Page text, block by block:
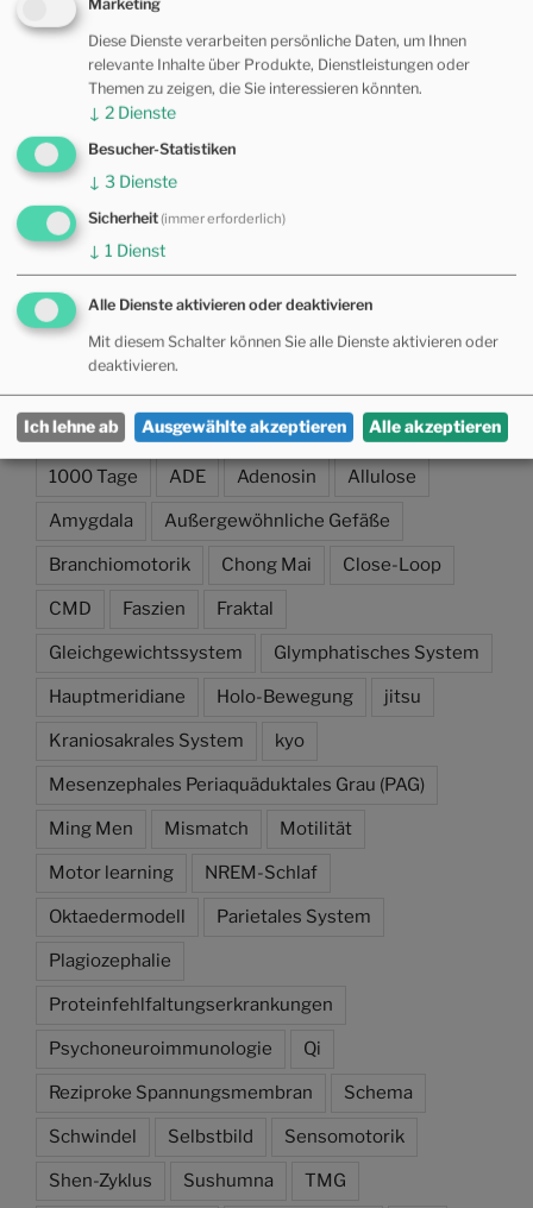
Allgemein(11)
Allopathie(17)
Fernöstliche Medizin(17)
Kinderosteopathie
Motorisches Lernen
Multimedia(30)
Osteopathie (30)
TAG WOLKE
1000 Tage ADE Adenosin Allulose
Amygdala Außergewöhnliche Gefäße
Branchiomotorik Chong Mai Close-Loop
CMD Faszien Fraktal
Gleichgewichtssystem Glymphatisches System
Hauptmeridiane Holo-Bewegung jitsu
Kraniosakrales System kyo
Mesenzephales Periaquäduktales Grau (PAG)
Ming Men Mismatch Motilität
Motor learning NREM-Schlaf
Oktaedermodell Parietales System
Plagiozephalie
Proteinfehlfaltungserkrankungen
Psychoneuroimmunologie Qi
Reziproke Spannungsmembran Schema
Schwindel Selbstbild Sensomotorik
Shen-Zyklus Sushumna TMG
Marketing
Diese Dienste verarbeiten persönliche Daten, um Ihnen
relevante Inhalte über Produkte, Dienstleistungen oder
Themen zu zeigen, die Sie interessieren könnten.
↓ 2 Dienste
Besucher-Statistiken
↓ 3 Dienste
Sicherheit(immer erforderlich)
↓ 1 Dienst
Alle Dienste aktivieren oder deaktivieren
Mit diesem Schalter können Sie alle Dienste aktivieren oder
deaktivieren.
Ich lehne ab Ausgewählte akzeptieren Alle akzeptieren